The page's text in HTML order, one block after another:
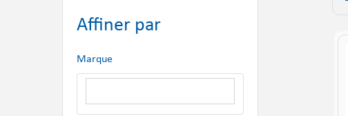
Affiner par
Marque